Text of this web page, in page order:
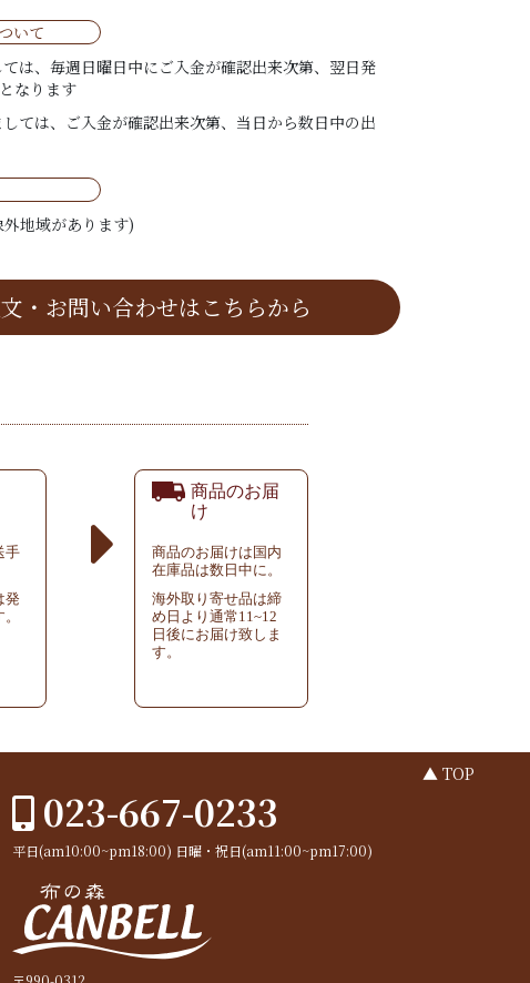
いて
は、毎週日曜日中にご入金が確認出来次第、翌日発
なります
ては、ご入金が確認出来次第、当日から数日中の出
地域があります)
・お問い合わせはこちらから
手
発
商品のお届
け
商品のお届けは国内
在庫品は数日中に。
海外取り寄せ品は締
め日より通常11~12
日後にお届け致しま
す。
▲ TOP
023-667-0233
平日(am10:00~pm18:00) 日曜・祝日(am11:00~pm17:00)